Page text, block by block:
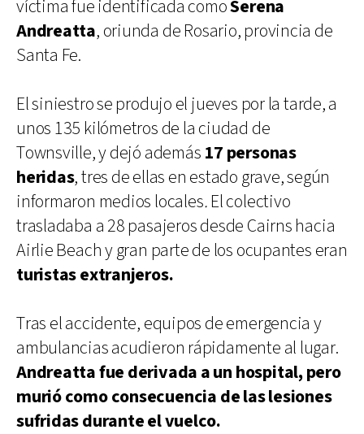
víctima fue identificada comoSerena
Andreatta, oriunda de Rosario, provincia de
Santa Fe.
El siniestro se produjo el jueves por la tarde, a
unos 135 kilómetros de la ciudad de
Townsville, y dejó además 17 personas
heridas, tres de ellas en estado grave, según
informaron medios locales.El colectivo
trasladaba a 28 pasajeros desde Cairns hacia
Airlie Beach y gran parte de los ocupantes eran
turistas extranjeros.
Tras el accidente, equipos de emergencia y
ambulancias acudieron rápidamente al lugar.
Andreatta fue derivada a un hospital, pero
murió como consecuencia de las lesiones
sufridas durante el vuelco.